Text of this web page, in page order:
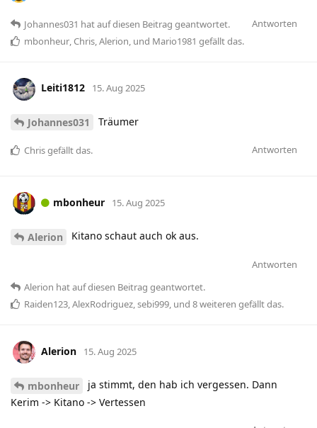
Antworten
Johannes031 hatauf diesen Beitrag geantwortet.
mbonheur Chris Alerion , und Mario1981 gefällt das.
Leiti1812 15. Aug 2025
Johannes031 Träumer
Antworten
Chrisgefällt das.
mbonheur 15. Aug 2025
Alerion Kitano schaut auch ok aus.
Antworten
Alerion hatauf diesen Beitrag geantwortet.
Raiden123,AlexRodriguez,sebi999, und 8weiteren gefällt das.
Alerion 15. Aug 2025
mbonheur
ja stimmt, den hab ich vergessen. Dann
Kerim -> Kitano -> Vertessen